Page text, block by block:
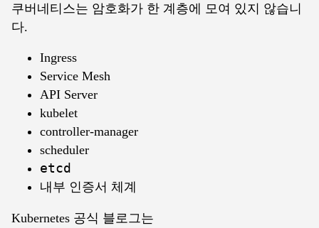
쿠버네티스는 암호화가 한 계층에 모여 있지 않습니
다.
Ingress
Service Mesh
API Server
kubelet
controller-manager
scheduler
etcd
내부 인증서 체계
Kubernetes 공식 블로그는